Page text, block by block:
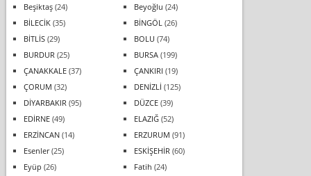
Beşiktaş(24) Beyoğlu (24)
BİLECİK(35) BİNGÖL (26)
BİTLİS(29) BOLU (74)
BURDUR (25) BURSA(199)
ÇANAKKALE(37) ÇANKIRI (19)
ÇORUM (32) DENİZLİ (125)
DİYARBAKIR (95) DÜZCE(39)
EDİRNE(49) ELAZIĞ(52)
ERZİNCAN(14) ERZURUM (91)
Esenler(25) ESKİŞEHİR (60)
Eyüp (26) Fatih (24)